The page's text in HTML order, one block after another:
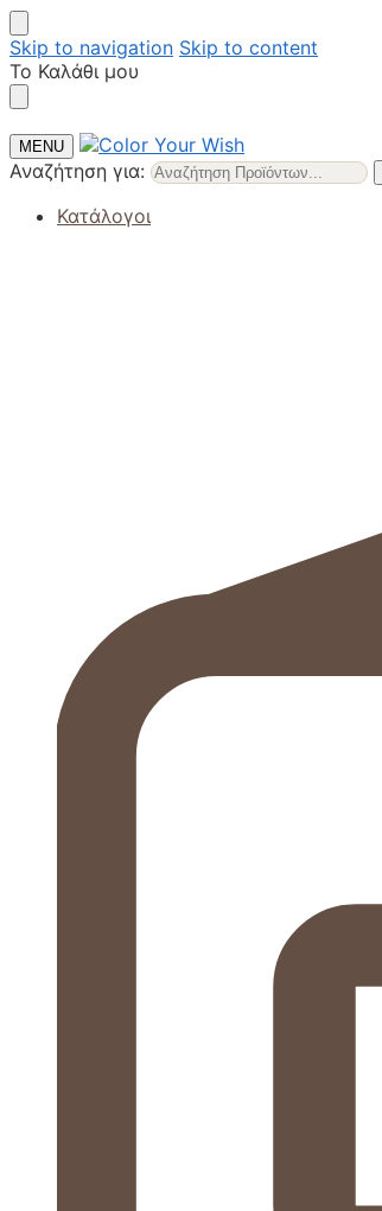
Skip to navigation Skip to content
Το Καλάθι μου
MENU
Αναζήτηση για:
Κατάλογοι